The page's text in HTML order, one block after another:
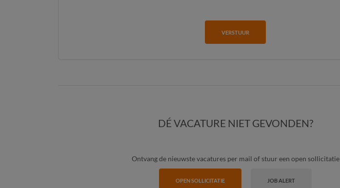
VERSTUUR
DÉ VACATURE NIET GEVONDEN?
Ontvang de nieuwste vacatures per mail of stuur een open sollicitatie
OPEN SOLLICITATIE JOB ALERT